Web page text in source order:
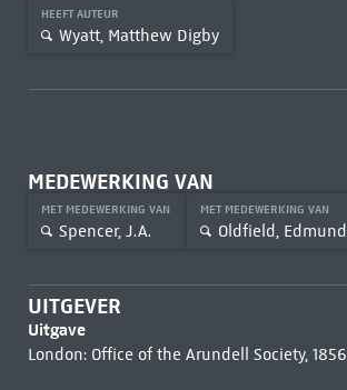
HEEFT AUTEUR
Wyatt, Matthew Digby
MEDEWERKING VAN
MET MEDEWERKING VAN
Spencer, J.A.
MET MEDEWERKING VAN
Oldfield, Edmund
UITGEVER
Uitgave
London: Office of the Arundell Society, 1856